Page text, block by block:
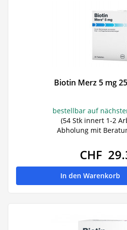
Biotin Merz 5 mg
bestellbar auf
(54 Stk innert 1-2
Abholung mit
CHF
In den Warenkorb